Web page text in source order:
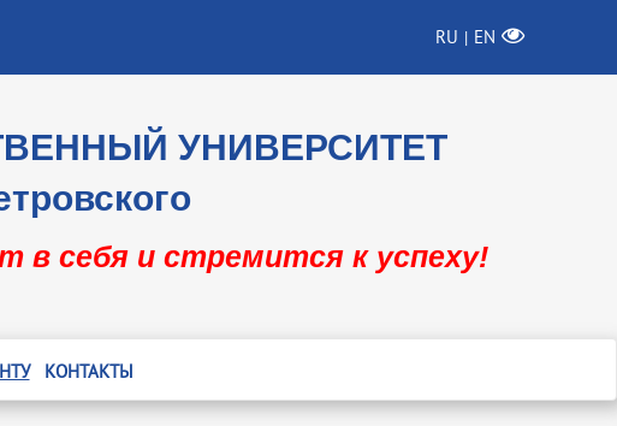
RU | EN
УНИВЕРСИТЕТ
в себя и стремится к успеху!
КОНТАКТЫ